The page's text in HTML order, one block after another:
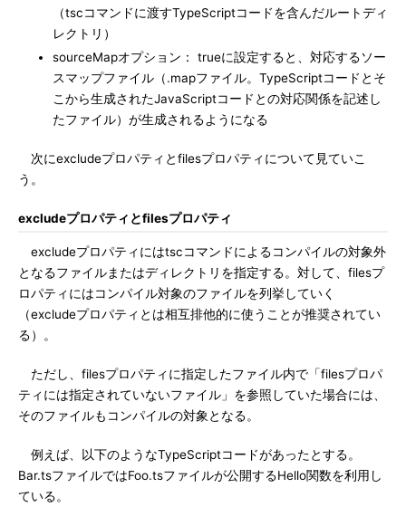
（tscコマンドに渡すTypeScriptコードを含んだルートディ
レクトリ）
sourceMapオプション： trueに設定すると、対応するソー
スマップファイル（.mapファイル。TypeScriptコードとそ
こから生成されたJavaScriptコードとの対応関係を記述し
たファイル）が生成されるようになる
次にexcludeプロパティとfilesプロパティについて見ていこ
う。
excludeプロパティとfilesプロパティ
excludeプロパティにはtscコマンドによるコンパイルの対象外
となるファイルまたはディレクトリを指定する。対して、filesプ
ロパティにはコンパイル対象のファイルを列挙していく
（excludeプロパティとは相互排他的に使うことが推奨されてい
る）。
ただし、filesプロパティに指定したファイル内で「filesプロパ
ティには指定されていないファイル」を参照していた場合には、
そのファイルもコンパイルの対象となる。
例えば、以下のようなTypeScriptコードがあったとする。
Bar.tsファイルではFoo.tsファイルが公開するHello関数を利用し
ている。